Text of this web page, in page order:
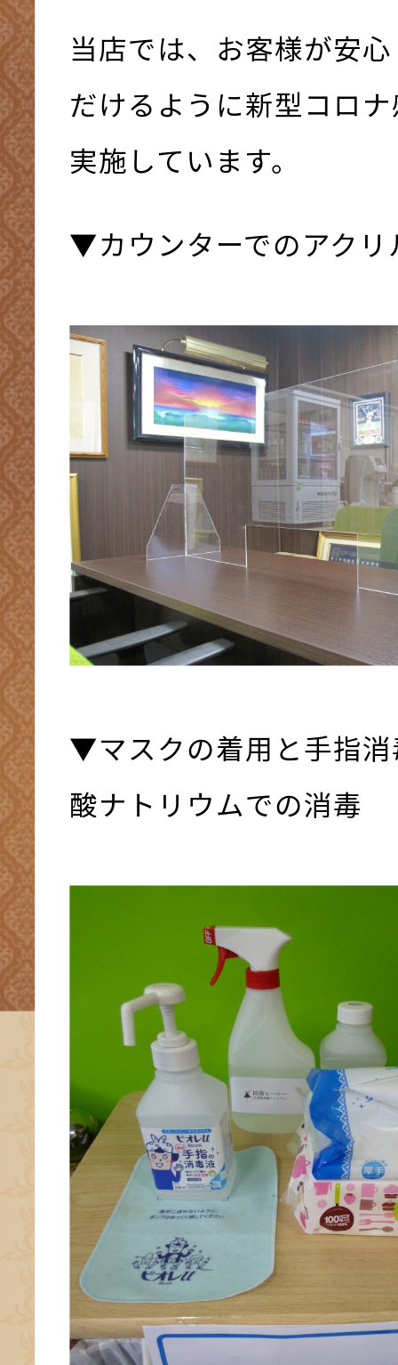
当店では、お客様が安
だけるように新型コロ
実施しています。
▼カウンターでのアクリ
▼マスクの着用と手指
酸ナトリウムでの消毒